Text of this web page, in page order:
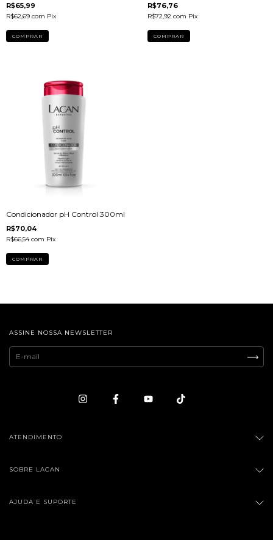
R$65,99
R$62,69 com Pix
R$76,76
R$72,92 com Pix
Condicionador pH Control 300ml
R$70,04
R$66,54com Pix
ASSINE NOSSA NEWSLETTER
ATENDIMENTO
SOBRE LACAN
AJUDA E SUPORTE